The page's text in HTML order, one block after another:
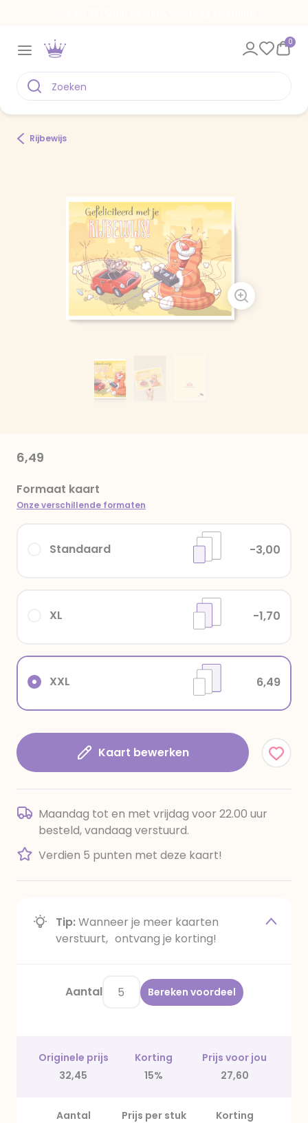
0
Rijbewijs
6,49
Formaat kaart
Onze verschillende formaten
XXL 6,49
XL -1,70
Standaard -3,00
Kaart bewerken
Maandag tot en met vrijdag voor 22.00 uur
besteld, vandaag verstuurd.
Verdien 5 punten met deze kaart!
Tip:Wanneer je meer kaarten
verstuurt, ontvang je korting!
Aantal Bereken voordeel
Originele prijs Korting
Prijs voor jou
32,45
15% 27,60
Aantal Prijs per stuk
Korting